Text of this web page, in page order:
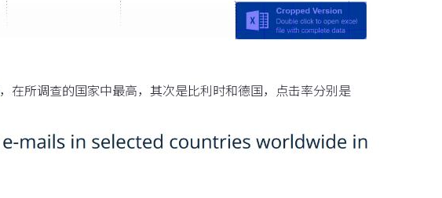
，在所调查的国家中最高，其次是比利时和德国，点击率分别是